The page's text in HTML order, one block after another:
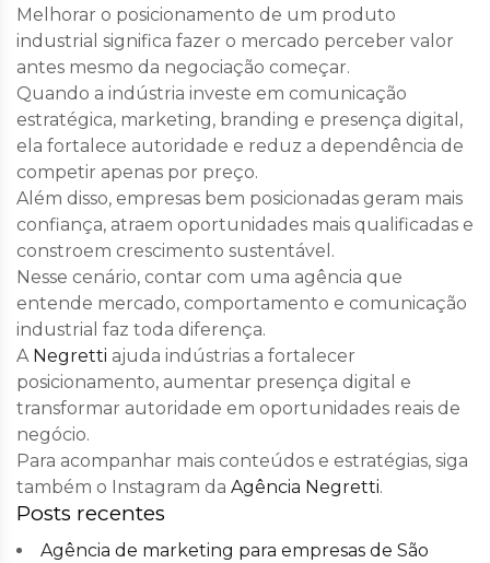
Melhorar o posicionamento de um produto
industrial significa fazer o mercado perceber valor
antes mesmo da negociação começar.
Quando a indústria investe em comunicação
estratégica, marketing, branding e presença digital,
ela fortalece autoridade e reduz a dependência de
competir apenas por preço.
Além disso, empresas bem posicionadas geram mais
confiança, atraem oportunidades mais qualificadas e
constroem crescimento sustentável.
Nesse cenário, contar com uma agência que
entende mercado, comportamento e comunicação
industrial faz toda diferença.
A Negretti ajuda indústrias a fortalecer
posicionamento, aumentar presença digital e
transformar autoridade em oportunidades reais de
negócio.
Para acompanhar mais conteúdos e estratégias, siga
também o Instagram da Agência Negretti.
Posts recentes
Agência de marketing para empresas de São